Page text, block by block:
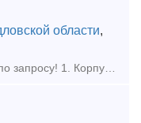
области,